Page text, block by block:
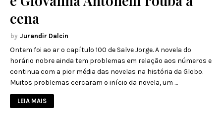
cena
Jurandir Dalcin
Ontem foi ao ar o capítulo 100 de Salve Jorge. A novela do
horário nobre ainda tem problemas em relação aos números e
continua com a pior média das novelas na história da Globo.
Muitos problemas cercaram o início da novela, um …
LEIA MAIS